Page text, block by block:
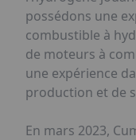
possédons une
combustible à
de moteurs à
une expérience
production et de
En mars 2023,